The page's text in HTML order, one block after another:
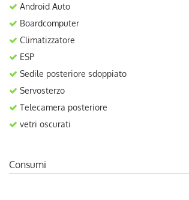
Android Auto
Boardcomputer
Climatizzatore
ESP
Sedile posteriore sdoppiato
Servosterzo
Telecamera posteriore
vetri oscurati
Consumi